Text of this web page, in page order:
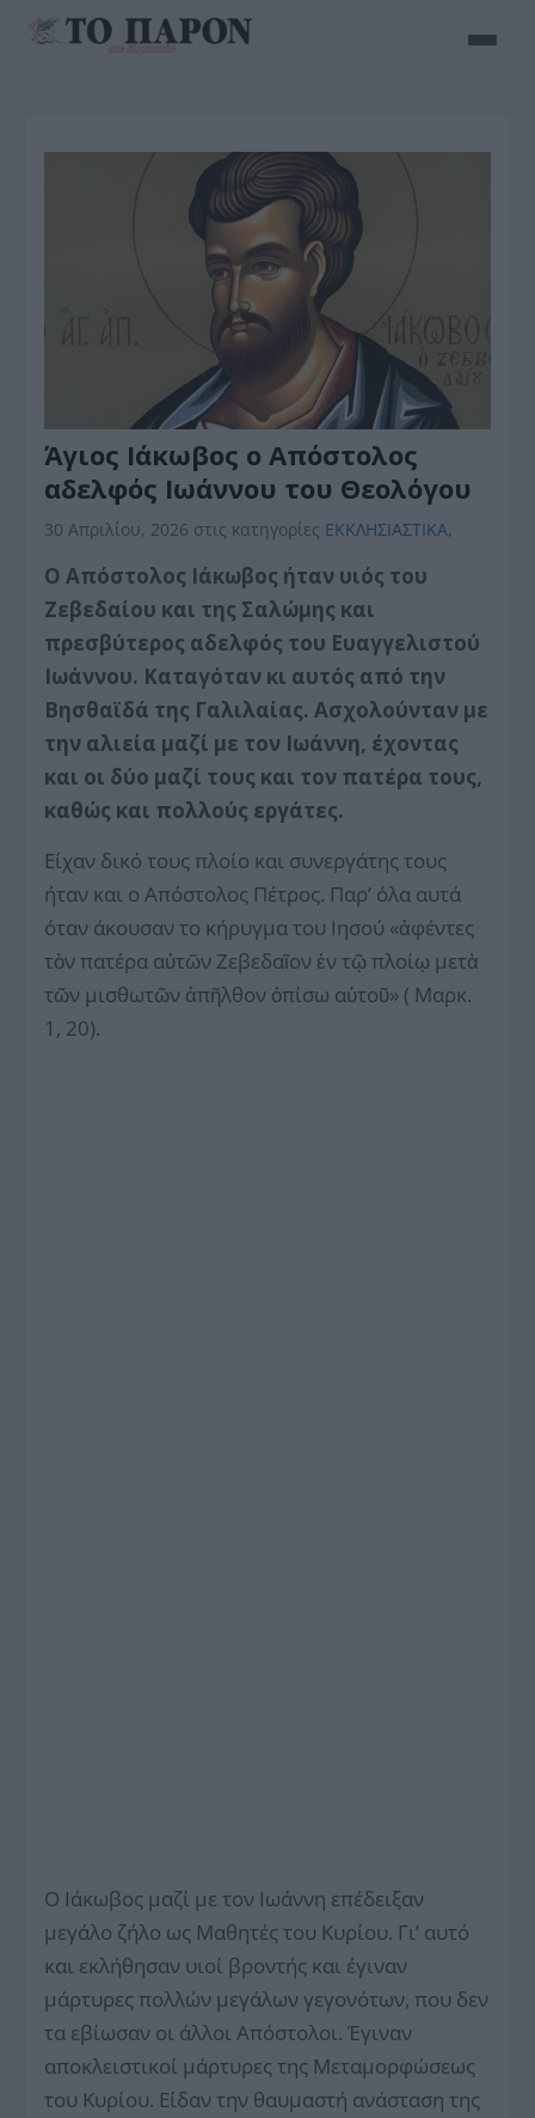
Άγιος Ιάκωβος ο Απόστολος
αδελφός Ιωάννου του Θεολόγου
30 Απριλίου, 2026 στις κατηγορίες ΕΚΚΛΗΣΙΑΣΤΙΚΑ,
Ο Απόστολος Ιάκωβος ήταν υιός του
Ζεβεδαίου και της Σαλώμης και
πρεσβύτερος αδελφός του Ευαγγελιστού
Ιωάννου. Καταγόταν κι αυτός από την
Βησθαϊδά της Γαλιλαίας. Ασχολούνταν με
την αλιεία μαζί με τον Ιωάννη, έχοντας
και οι δύο μαζί τους και τον πατέρα τους,
καθώς και πολλούς εργάτες.
Είχαν δικό τους πλοίο και συνεργάτης τους
ήταν και ο Απόστολος Πέτρος. Παρ’ όλα αυτά
όταν άκουσαν το κήρυγμα του Ιησού «ἀφέντες
τὸν πατέρα αὐτῶν Ζεβεδαῖον ἐν τῷ πλοίῳ μετὰ
τῶν μισθωτῶν ἀπῆλθον ὀπίσω αὐτοῦ» ( Μαρκ.
1, 20).
Ο Ιάκωβος μαζί με τον Ιωάννη επέδειξαν
μεγάλο ζήλο ως Μαθητές του Κυρίου. Γι’ αυτό
και εκλήθησαν υιοί βροντής και έγιναν
μάρτυρες πολλών μεγάλων γεγονότων, που δεν
τα εβίωσαν οι άλλοι Απόστολοι. Έγιναν
αποκλειστικοί μάρτυρες της Μεταμορφώσεως
του Κυρίου. Είδαν την θαυμαστή ανάσταση της